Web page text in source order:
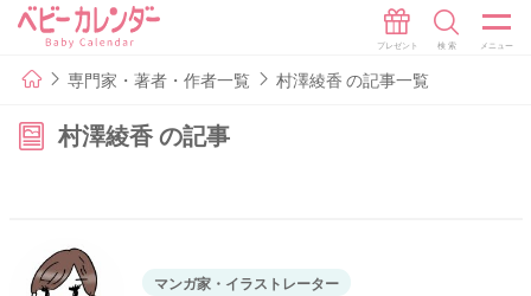
専門家・著者・作者一覧 村澤綾香 の記事一覧
村澤綾香 の記事
マンガ家・イラストレーター